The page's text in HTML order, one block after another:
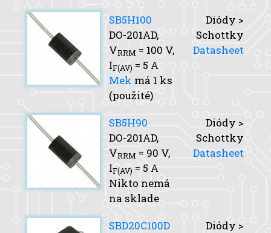
SB5H100
DO-201AD,
VRRM = 100 V,
IF(AV) = 5 A
Mek má 1 ks
(použité)
Diódy >
Schottky
Datasheet
SB5H90
DO-201AD,
VRRM = 90 V,
IF(AV) = 5 A
Nikto nemá
na sklade
Diódy >
Schottky
Datasheet
SBD20C100D
Diódy >